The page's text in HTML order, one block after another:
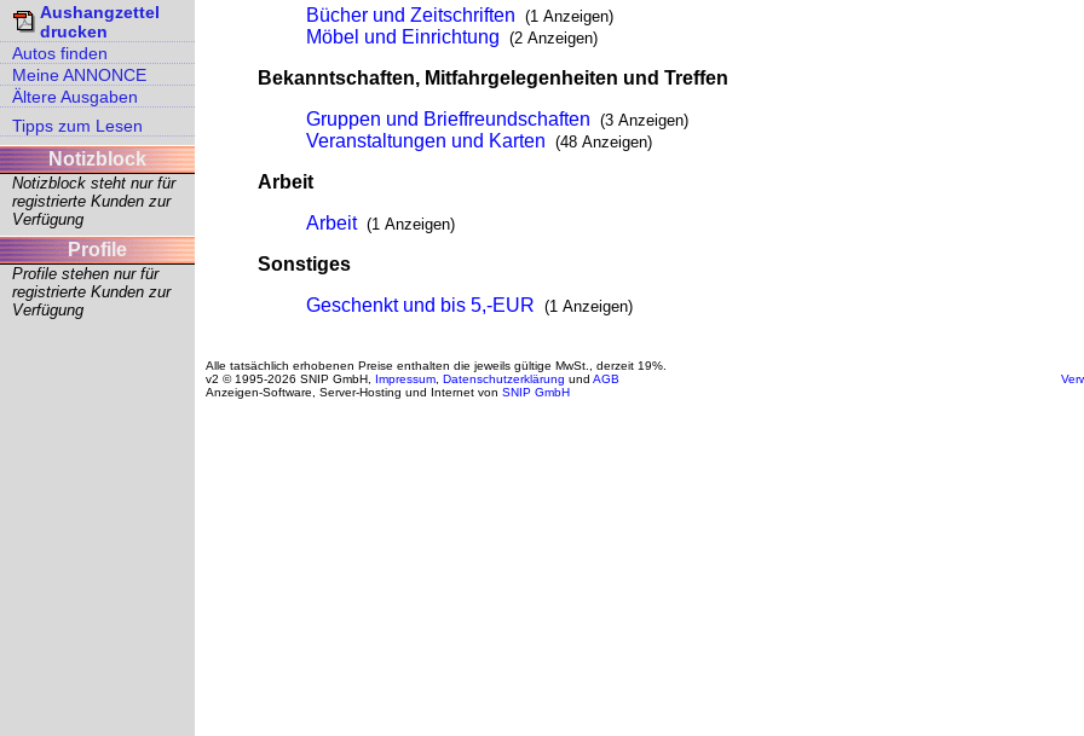
Aushangzettel
drucken
Autos finden
Meine ANNONCE
Ältere Ausgaben
Tipps zum Lesen
Notizblock
Notizblock steht nur für
registrierte Kunden zur
Verfügung
Profile
Profile stehen nur für
registrierte Kunden zur
Verfügung
Bücher und Zeitschriften (1 Anzeigen)
Möbel und Einrichtung (2 Anzeigen)
Bekanntschaften, Mitfahrgelegenheiten und Treffen
Gruppen und Brieffreundschaften (3 Anzeigen)
Veranstaltungen und Karten (48 Anzeigen)
Arbeit
Arbeit (1 Anzeigen)
Sonstiges
Geschenkt und bis 5,-EUR (1 Anzeigen)
Alle tatsächlich erhobenen Preise enthalten die jeweils gültige MwSt., derzeit 19%.
v2 © 1995-2026 SNIP GmbH, Impressum Datenschutzerklärung und AGB
Anzeigen-Software, Server-Hosting und Internet von SNIP GmbH